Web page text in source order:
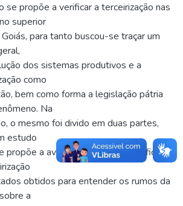
se propõe a verificar a terceirização nas
superior
para tanto buscou-se traçar um
dos sistemas produtivos e a
como
bem como forma a legislação pátria
Na
o mesmo foi divido em duas partes,
estudo
propõe a avaliar a produção científica
obtidos para entender os rumos da
a